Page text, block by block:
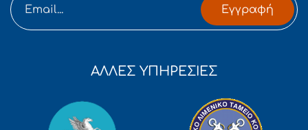
Εγγραφή
ΑΛΛΕΣ ΥΠΗΡΕΣΙΕΣ